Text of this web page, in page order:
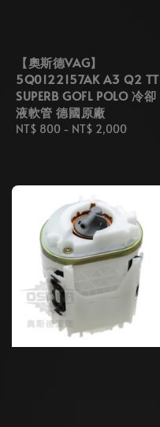
【奧斯德VAG】
5Q0122157AK A3 Q2 TT
SUPERB GOFL POLO 冷卻
液軟管 德國原廠
Regular
NT$ 800 - NT$ 2,000